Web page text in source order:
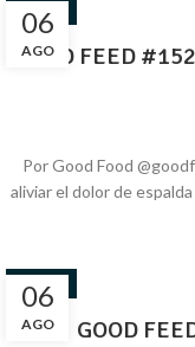
06
AGO
SALUD
GOOD FEED
Por Good Food
aliviar el dolor de
06
AGO
SALUD
GOOD